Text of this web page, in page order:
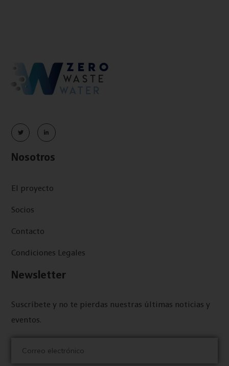
Nosotros
El proyecto
Socios
Contacto
Condiciones Legales
Newsletter
Suscríbete y no te pierdas nuestras últimas noticias y
eventos.